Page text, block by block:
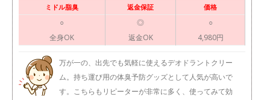
ミドル脂臭 返金保証 価格
○
全身OK
◎
返金OK
○
4,980円
万が一の、出先でも気軽に使えるデオドラントクリー
ム。持ち運び用の体臭予防グッズとして人気が高いで
す。こちらもリピーターが非常に多く、使ってみて効